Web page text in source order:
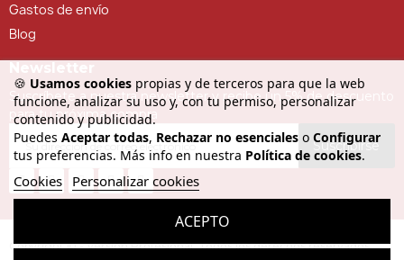
🍪 Usamos cookies propias y de terceros para que la web
funcione, analizar su uso y, con tu permiso, personalizar
contenido y publicidad.
Puedes Aceptar todas, Rechazar no esenciales o Configurar
tus preferencias. Más info en nuestra Política de cookies.
Cookies Personalizar cookies
ACEPTO
Gastos de envío
Blog
Suscríbete a nuestra newsletter y recibe un 5% de descuento
para tu próxima compra
Suscribirse
Copyright © - Versión Profesional. Todos los derechos reservados